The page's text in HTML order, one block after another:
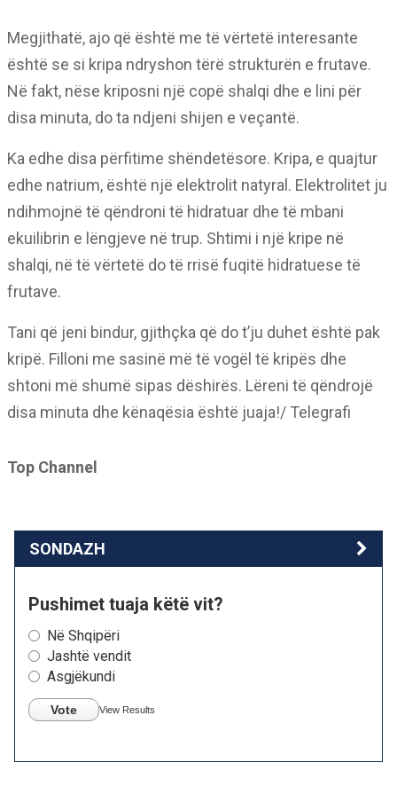
Megjithatë, ajo që është me të vërtetë interesante
është se si kripa ndryshon tërë strukturën e frutave.
Në fakt, nëse kriposni një copë shalqi dhe e lini për
disa minuta, do ta ndjeni shijen e veçantë.
Ka edhe disa përfitime shëndetësore. Kripa, e quajtur
edhe natrium, është një elektrolit natyral. Elektrolitet ju
ndihmojnë të qëndroni të hidratuar dhe të mbani
ekuilibrin e lëngjeve në trup. Shtimi i një kripe në
shalqi, në të vërtetë do të rrisë fuqitë hidratuese të
frutave.
Tani që jeni bindur, gjithçka që do t’ju duhet është pak
kripë. Filloni me sasinë më të vogël të kripës dhe
shtoni më shumë sipas dëshirës. Lëreni të qëndrojë
disa minuta dhe kënaqësia është juaja!/ Telegrafi
Top Channel
SONDAZH
Pushimet tuaja këtë vit?
Në Shqipëri
Jashtë vendit
Asgjëkundi
Vote View Results